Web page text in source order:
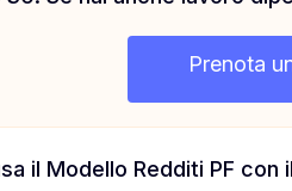
Prenota
il Modello Redditi PF